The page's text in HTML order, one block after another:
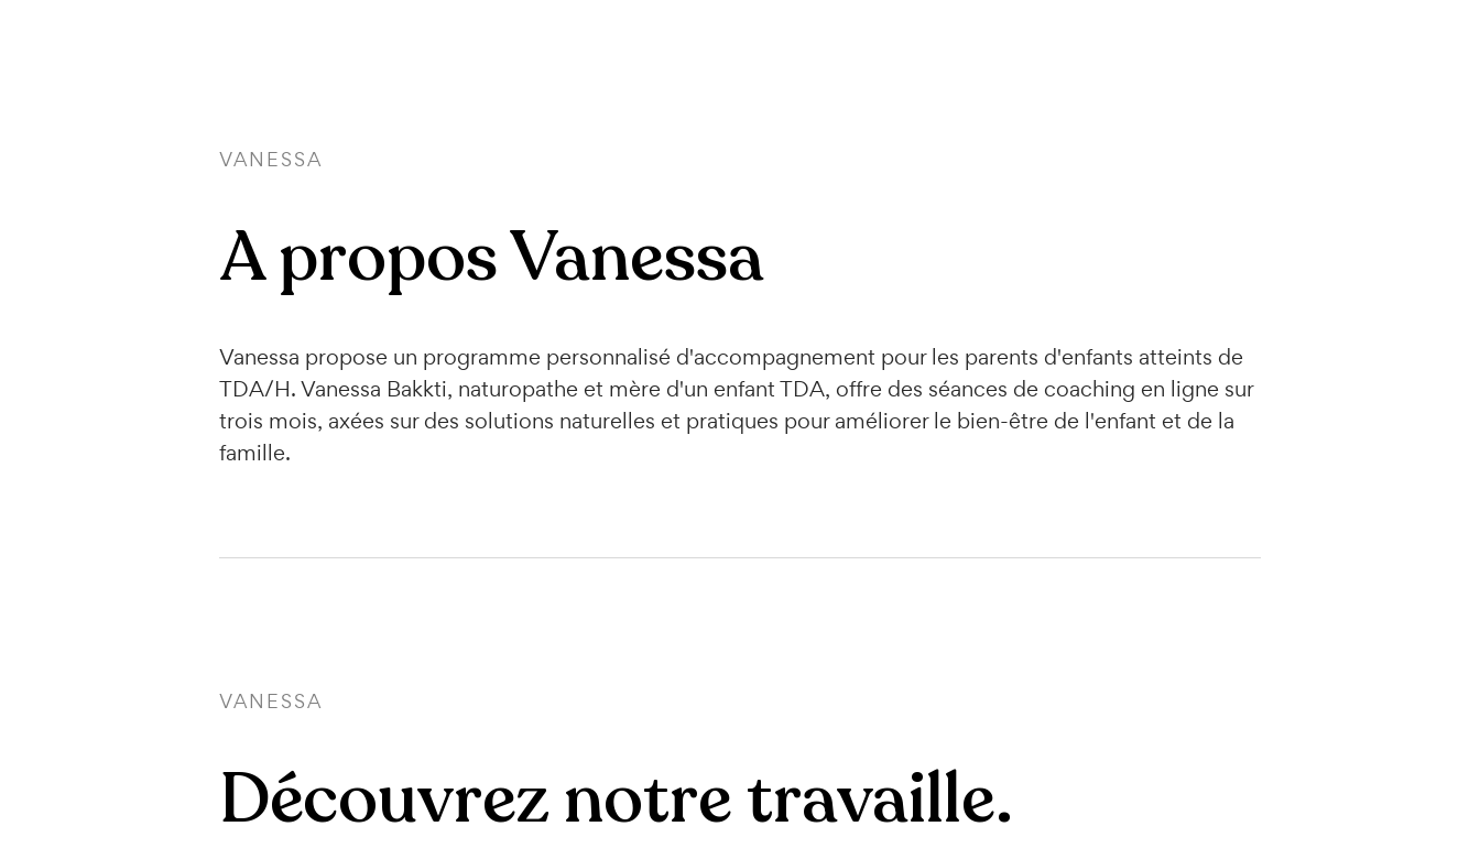
VANESSA
A propos Vanessa
Vanessa propose un programme personnalisé d'accompagnement pour les parents d'enfants atteints de
TDA/H. Vanessa Bakkti, naturopathe et mère d'un enfant TDA, offre des séances de coaching en ligne sur
trois mois, axées sur des solutions naturelles et pratiques pour améliorer le bien-être de l'enfant et de la
famille.
VANESSA
Découvrez notre travaille.